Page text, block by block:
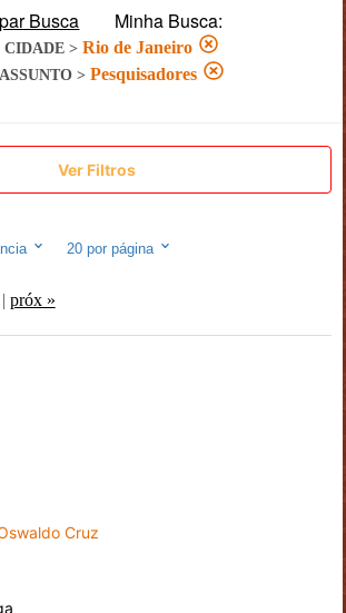
Busca Minha Busca:
CIDADE> Rio de Janeiro
ASSUNTO > Pesquisadores
Ver Filtros
20por página
próx »
Cruz